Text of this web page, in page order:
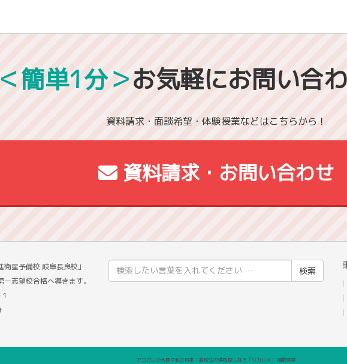
＜簡単1分＞お気軽にお問い合
資料請求・面談希望・体験授業などはこちらから！
資料請求・お問い合わせ
星予備校 岐阜長良校」
志望校合格へ導きます。
索
アコガレから探す私の将来！高校生の進路探しなら「ウカルメ」 掲載教室